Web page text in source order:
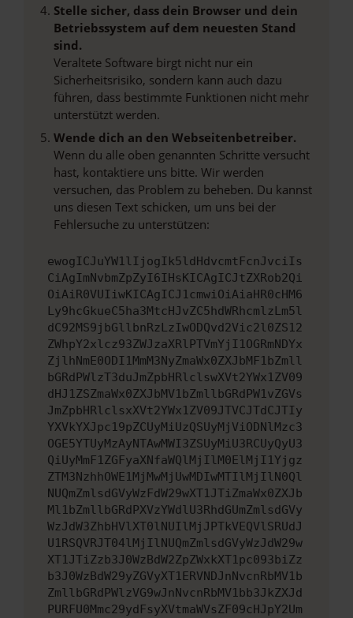
Stelle sicher, dass dein Browser und dein
Betriebssystem auf dem neuesten Stand
sind.
Veraltete Software birgt nicht nur ein
Sicherheitsrisiko, sondern kann auch dazu
führen, dass bestimmte Funktionen nicht mehr
unterstützt werden.
Wende dich an den Webseitenbetreiber.
Wenn du alle oben genannten Schritte versucht
hast, kontaktiere uns bitte. Wir werden
versuchen, das Problem zu beheben. Du kannst
uns diesen Text schicken, um uns bei der
Fehlersuche zu unterstützen:
ewogICJuYW1lIjogIk5ldHdvcmtFcnJvciIs
CiAgImNvbmZpZyI6IHsKICAgICJtZXRob2Qi
OiAiR0VUIiwKICAgICJ1cmwiOiAiaHR0cHM6
Ly9hcGkueC5ha3MtcHJvZC5hdWRhcmlzLm5l
dC92MS9jbGllbnRzLzIwODQvd2Vic2l0ZS12
ZWhpY2xlcz93ZWJzaXRlPTVmYjI1OGRmNDYx
ZjlhNmE0ODI1MmM3NyZmaWx0ZXJbMF1bZmll
bGRdPWlzT3duJmZpbHRlclswXVt2YWx1ZV09
dHJ1ZSZmaWx0ZXJbMV1bZmllbGRdPW1vZGVs
JmZpbHRlclsxXVt2YWx1ZV09JTVCJTdCJTIy
YXVkYXJpc19pZCUyMiUzQSUyMjViODNlMzc3
OGE5YTUyMzAyNTAwMWI3ZSUyMiU3RCUyQyU3
QiUyMmF1ZGFyaXNfaWQlMjIlM0ElMjI1Yjgz
ZTM3NzhhOWE1MjMwMjUwMDIwMTIlMjIlN0Ql
NUQmZmlsdGVyWzFdW29wXT1JTiZmaWx0ZXJb
Ml1bZmllbGRdPXVzYWdlU3RhdGUmZmlsdGVy
WzJdW3ZhbHVlXT0lNUIlMjJPTkVEQVlSRUdJ
U1RSQVRJT04lMjIlNUQmZmlsdGVyWzJdW29w
XT1JTiZzb3J0WzBdW2ZpZWxkXT1pc093biZz
b3J0WzBdW29yZGVyXT1ERVNDJnNvcnRbMV1b
ZmllbGRdPWlzVG9wJnNvcnRbMV1bb3JkZXJd
PURFU0Mmc29ydFsyXVtmaWVsZF09cHJpY2Um